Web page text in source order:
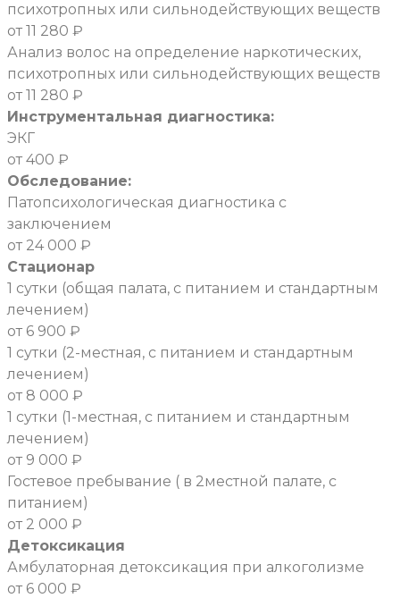
психотропных или сильнодействующих веществ
от 11 280 ₽
Анализ волос на определение наркотических,
психотропных или сильнодействующих веществ
от 11 280 ₽
Инструментальная диагностика:
ЭКГ
от 400 ₽
Обследование:
Патопсихологическая диагностика с
заключением
от 24 000 ₽
Стационар
1 сутки (общая палата, с питанием и стандартным
лечением)
от 6 900 ₽
1 сутки (2-местная, с питанием и стандартным
лечением)
от 8 000 ₽
1 сутки (1-местная, с питанием и стандартным
лечением)
от 9 000 ₽
Гостевое пребывание ( в 2местной палате, с
питанием)
от 2 000 ₽
Детоксикация
Амбулаторная детоксикация при алкоголизме
от 6 000 ₽